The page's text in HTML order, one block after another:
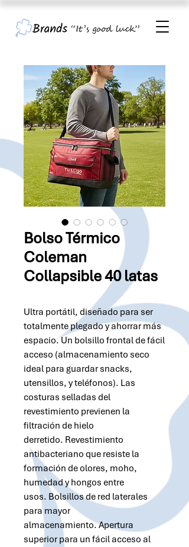
Bolso Térmico
Coleman
Collapsible 40 latas
Ultra portátil, diseñado para ser
totalmente plegado y ahorrar más
espacio. Un bolsillo frontal de fácil
acceso (almacenamiento seco
ideal para guardar snacks,
utensillos, y teléfonos). Las
costuras selladas del
revestimiento previenen la
filtración de hielo
derretido. Revestimiento
antibacteriano que resiste la
formación de olores, moho,
humedad y hongos entre
usos. Bolsillos de red laterales
para mayor
almacenamiento. Apertura
superior para un fácil acceso al